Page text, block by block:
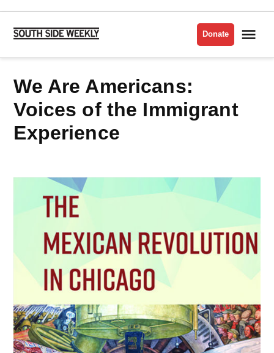
Skip
content
Side
Donate
We Are Americans:
Voices of the Immigrant
Experience